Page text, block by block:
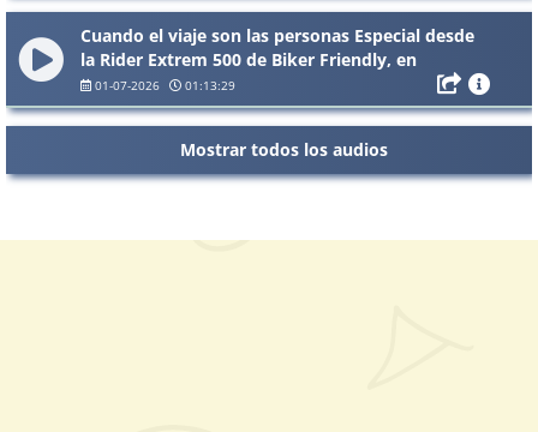
Cuando el viaje son las personas Especial desde
la Rider Extrem 500 de Biker Friendly, en
Vegadeo.
01-07-2026 01:13:29
Mostrar todos los audios